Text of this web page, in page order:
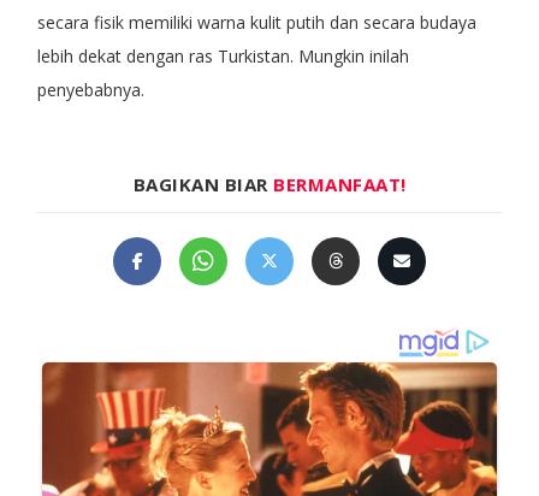
secara fisik memiliki warna kulit putih dan secara budaya
lebih dekat dengan ras Turkistan. Mungkin inilah
penyebabnya.
BAGIKAN BIAR BERMANFAAT!